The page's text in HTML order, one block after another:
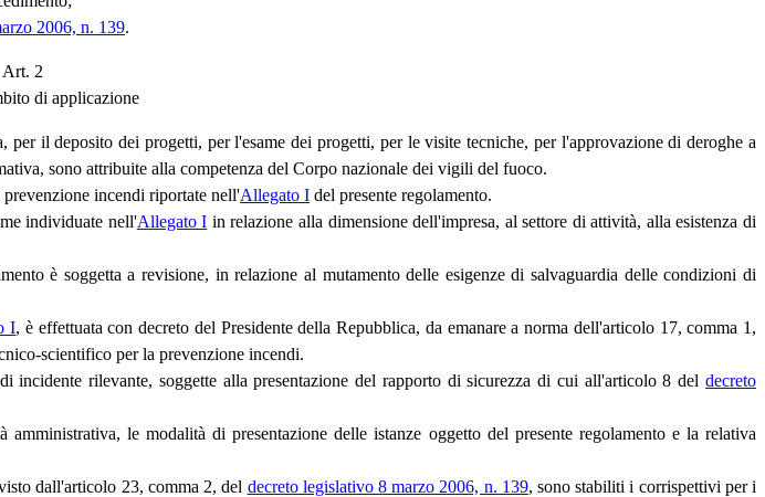
2006, n. 139.
Art. 2
di applicazione
il deposito dei progetti, per l'esame dei progetti, per le visite tecniche, per l'approvazione di deroghe a
sono attribuite alla competenza del Corpo nazionale dei vigili del fuoco.
incendi riportate nell'Allegato I del presente regolamento.
individuate nell'Allegato I in relazione alla dimensione dell'impresa, al settore di attività, alla esistenza di
è soggetta a revisione, in relazione al mutamento delle esigenze di salvaguardia delle condizioni di
I, è effettuata con decreto del Presidente della Repubblica, da emanare a norma dell'articolo 17, comma 1,
scientifico per la prevenzione incendi.
rilevante, soggette alla presentazione del rapporto di sicurezza di cui all'articolo 8 del decreto
le modalità di presentazione delle istanze oggetto del presente regolamento e la relativa
dall'articolo 23, comma 2, del decreto legislativo 8 marzo 2006, n. 139, sono stabiliti i corrispettivi per i